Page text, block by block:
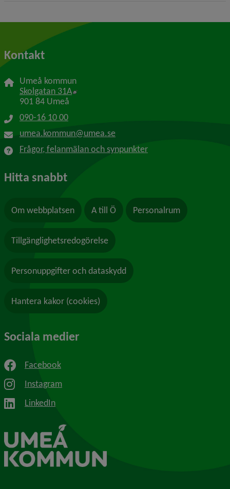
Kontakt
Umeå kommun
Skolgatan 31A Länk till annan webbplats, öppnas i nytt
901 84 Umeå
090-16 10 00
umea.kommun@umea.se
Frågor, felanmälan och synpunkter
Hitta snabbt
Om webbplatsen A till Ö Personalrum
Tillgänglighetsredogörelse
Personuppgifter och dataskydd
Hantera kakor (cookies)
Sociala medier
Facebook
Instagram
LinkedIn